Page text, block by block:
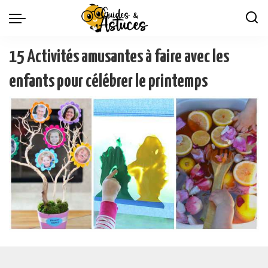
15 Activités amusantes à faire avec les
enfants pour célébrer le printemps